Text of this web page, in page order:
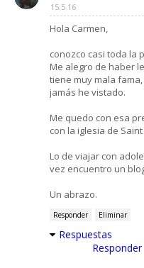
15.5.16
Hola Carmen,
conozco casi toda la
Me alegro de haber
tiene muy mala
jamás he vistado.
Me quedo con esa
con la iglesia de Saint
Lo de viajar con
vez encuentro un
Un abrazo.
Responder Eliminar
Respuestas
Responder